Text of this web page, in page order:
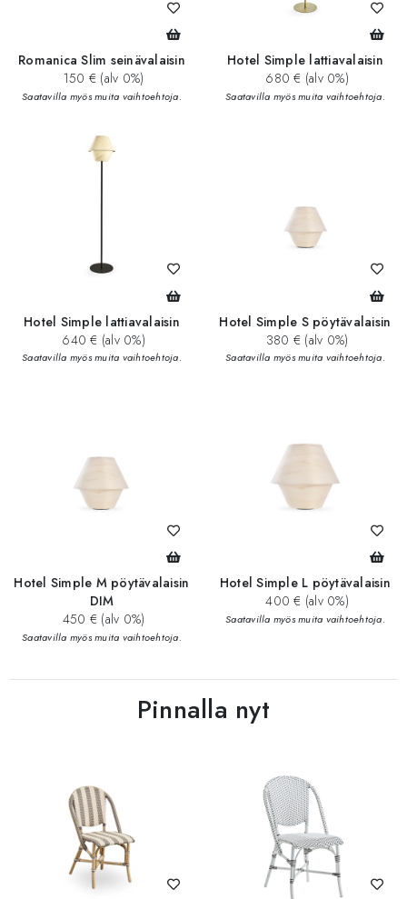
Romanica Slim seinävalaisin
150 € (alv 0%)
Saatavilla myös muita vaihtoehtoja.
Hotel Simple lattiavalaisin
680 € (alv 0%)
Saatavilla myös muita vaihtoehtoja.
Hotel Simple lattiavalaisin
640 € (alv 0%)
Saatavilla myös muita vaihtoehtoja.
Hotel Simple S pöytävalaisin
380 € (alv 0%)
Saatavilla myös muita vaihtoehtoja.
Hotel Simple M pöytävalaisin
DIM
450 € (alv 0%)
Saatavilla myös muita vaihtoehtoja.
Hotel Simple L pöytävalaisin
400 € (alv 0%)
Saatavilla myös muita vaihtoehtoja.
Pinnalla nyt